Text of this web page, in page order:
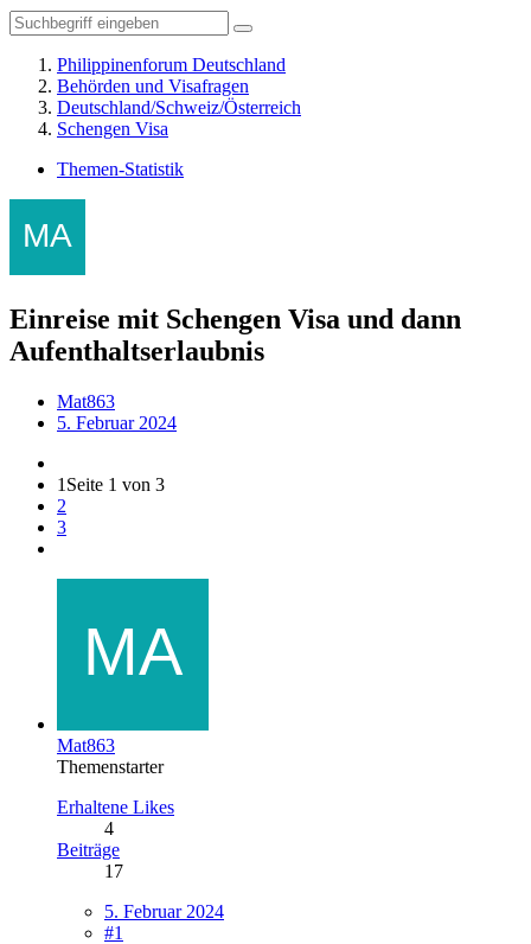
Philippinenforum Deutschland
Behörden und Visafragen
Deutschland/Schweiz/Österreich
Schengen Visa
Themen-Statistik
Einreise mit Schengen Visa und dann
Aufenthaltserlaubnis
Mat863
5. Februar 2024
1 Seite 1 von 3
2
3
Mat863
Themenstarter
Erhaltene Likes
4
Beiträge
17
5. Februar 2024
#1